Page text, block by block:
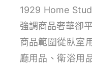
1929 Home
強調商品奢華卻
商品範圍從臥室
廳用品、衛浴用